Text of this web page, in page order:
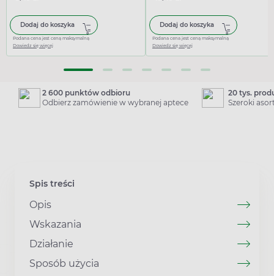
Dodaj do koszyka
Podana cena jest ceną maksymalną
Dowiedz się więcej
Dodaj do koszyka
Podana cena jest ceną maksymalną
Dowiedz się więcej
2 600 punktów odbioru
Odbierz zamówienie w wybranej aptece
20 tys.
Szeroki
Spis treści
Opis
Wskazania
Działanie
Sposób użycia